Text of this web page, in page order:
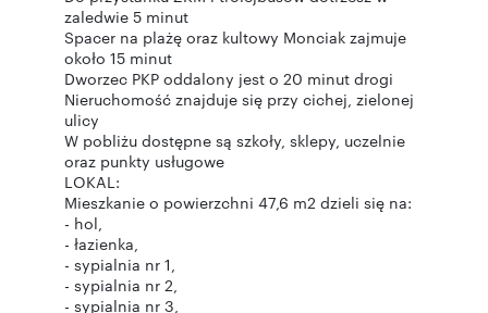
zaledwie 5 minut
Spacer na plażę oraz kultowy Monciak zajmuje
około 15 minut
Dworzec PKP oddalony jest o 20 minut drogi
Nieruchomość znajduje się przy cichej, zielonej
ulicy
W pobliżu dostępne są szkoły, sklepy, uczelnie
oraz punkty usługowe
LOKAL:
Mieszkanie o powierzchni 47,6 m2 dzieli się na:
- hol,
- łazienka,
- sypialnia nr 1,
- sypialnia nr 2,
- sypialnia nr 3,